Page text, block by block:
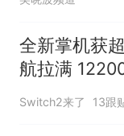
全新掌机获
航拉满
Switch2来了 13跟